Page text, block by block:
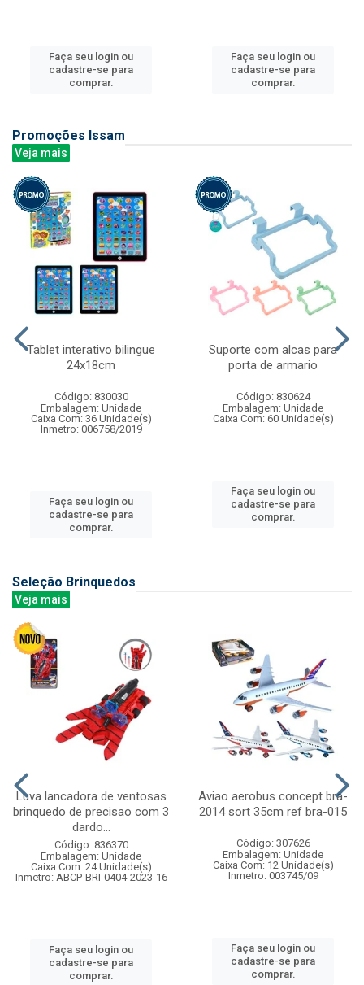
Faça seu login ou
cadastre-se para
comprar.
Faça seu login ou
cadastre-se para
comprar.
Promoções Issam
Veja mais
Tablet interativo bilingue
24x18cm
Código: 830030
Embalagem: Unidade
Caixa Com: 36 Unidade(s)
Inmetro: 006758/2019
Faça seu login ou
cadastre-se para
comprar.
Suporte com alcas para
porta de armario
Código: 830624
Embalagem: Unidade
Caixa Com: 60 Unidade(s)
Faça seu login ou
cadastre-se para
comprar.
Seleção Brinquedos
Veja mais
Luva lancadora de ventosas
brinquedo de precisao com 3
dardo...
Código: 836370
Embalagem: Unidade
Caixa Com: 24 Unidade(s)
Inmetro: ABCP-BRI-0404-2023-16
Faça seu login ou
cadastre-se para
comprar.
Aviao aerobus concept bra-
2014 sort 35cm ref bra-015
Código: 307626
Embalagem: Unidade
Caixa Com: 12 Unidade(s)
Inmetro: 003745/09
Faça seu login ou
cadastre-se para
comprar.